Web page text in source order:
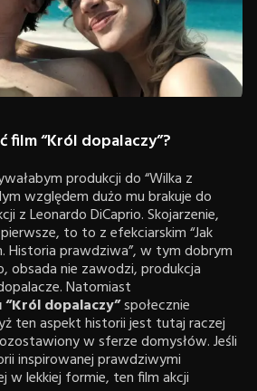
film “Król dopalaczy”?
produkcji do “Wilka z
względem dużo mu brakuje do
z Leonardo DiCaprio. Skojarzenie,
to to z efekciarskim “Jak
Historia prawdziwa”, w tym dobrym
obsada nie zawodzi, produkcja
Natomiast
“Król dopalaczy”społecznie
ten aspekt historii jest tutaj raczej
w sferze domysłów. Jeśli
inspirowanej prawdziwymi
w lekkiej formie, ten film akcji